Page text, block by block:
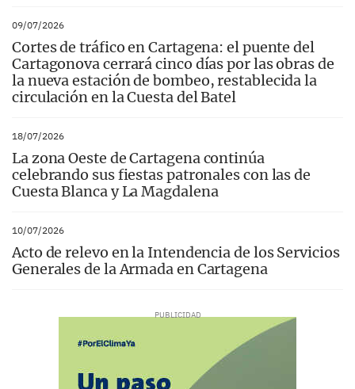
09/07/2026
Cortes de tráfico en Cartagena: el puente del
Cartagonova cerrará cinco días por las obras de
la nueva estación de bombeo, restablecida la
circulación en la Cuesta del Batel
18/07/2026
La zona Oeste de Cartagena continúa
celebrando sus fiestas patronales con las de
Cuesta Blanca y La Magdalena
10/07/2026
Acto de relevo en la Intendencia de los Servicios
Generales de la Armada en Cartagena